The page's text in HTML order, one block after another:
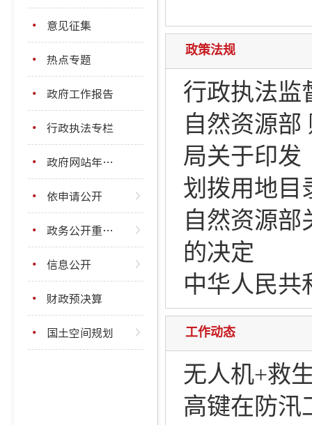
意见征集
热点专题
政府工作报告
行政执法专栏
政府网站年度报表
依申请公开
政务公开重点工作
信息公开
财政预决算
国土空间规划
政策法规
行政执法监
自然资源部
局关于印发
划拨用地目
自然资源部
的决定
中华人民共
工作动态
无人机+救
高键在防汛